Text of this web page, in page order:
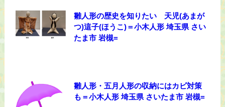
雛人形の歴史を知りたい 天児(あまが
つ)這子(ほうこ)＝小木人形 埼玉県 さい
たま市 岩槻=
雛人形・五月人形の収納にはカビ対策
も＝小木人形 埼玉県 さいたま市 岩槻=